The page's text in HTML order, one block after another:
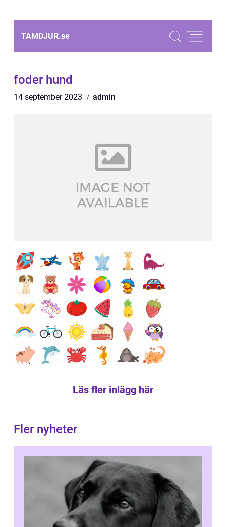
TAMDJUR.se
foder hund
14 september 2023 admin
Läs fler inlägg här
Fler nyheter